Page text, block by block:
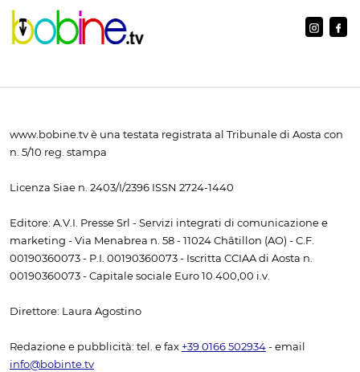
www.bobine.tv è una testata registrata al Tribunale di Aosta con
n. 5/10 reg. stampa
Licenza Siae n. 2403/I/2396 ISSN 2724-1440
Editore: A.V.I. Presse Srl - Servizi integrati di comunicazione e
marketing - Via Menabrea n. 58 - 11024 Châtillon (AO) - C.F.
00190360073 - P.I. 00190360073 - Iscritta CCIAA di Aosta n.
00190360073 - Capitale sociale Euro 10.400,00 i.v.
Direttore: Laura Agostino
Redazione e pubblicità: tel. e fax +39 0166 502934 - email
info@bobinte.tv